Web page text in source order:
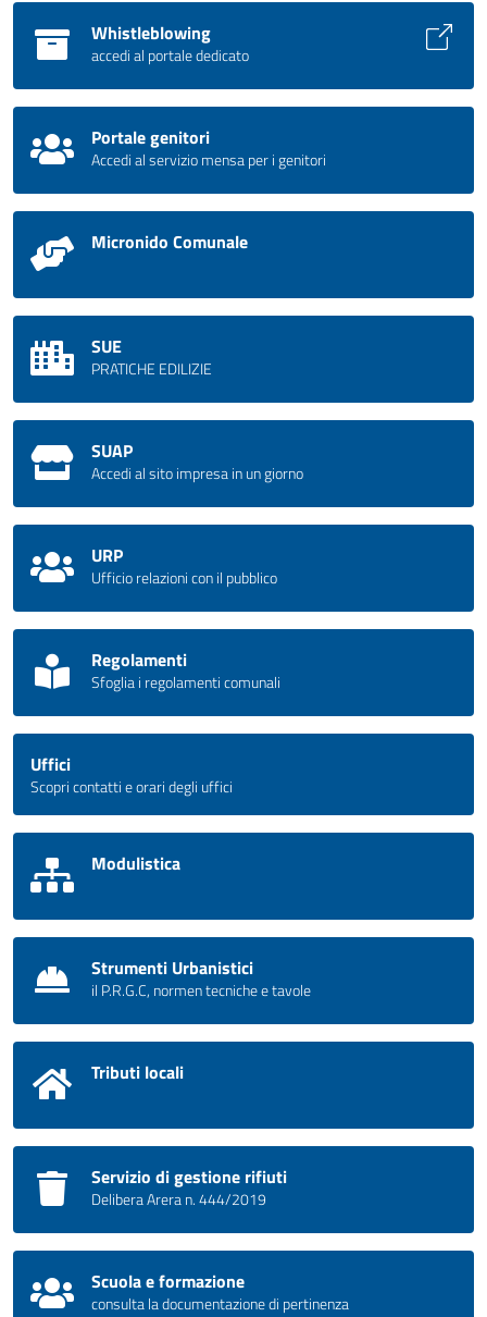
Whistleblowing
accedi al portale dedicato
Portale genitori
Accedi al servizio mensa per i genitori
Micronido Comunale
SUE
PRATICHE EDILIZIE
SUAP
Accedi al sito impresa in un giorno
URP
Ufficio relazioni con il pubblico
Regolamenti
Sfoglia i regolamenti comunali
Uffici
Scopri contatti e orari degli uffici
Modulistica
Strumenti Urbanistici
il P.R.G.C, normen tecniche e tavole
Tributi locali
Servizio di gestione rifiuti
Delibera Arera n. 444/2019
Scuola e formazione
consulta la documentazione di pertinenza